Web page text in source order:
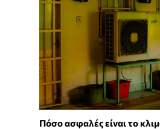
Πόσο ασφαλές είναι το